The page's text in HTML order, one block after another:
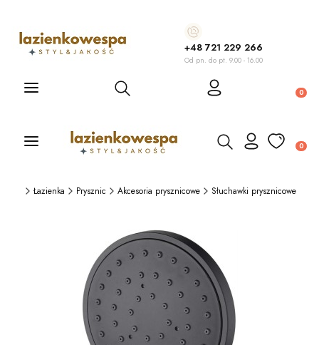
+48 721 229 266
Od pn. do pt. 9.00 - 16.00
Otwórz wyszukiwarkę
Otwórz wyszukiwarkę
Łazienka Prysznic Akcesoria prysznicowe Słuchawki prysznicowe